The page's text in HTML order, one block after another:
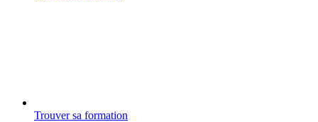
Trouver sa formation